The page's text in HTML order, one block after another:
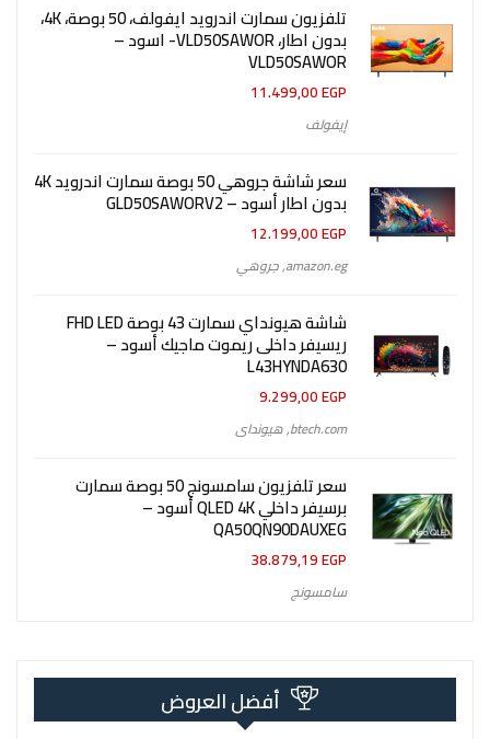
تلفزيون سمارت اندرويد ايفولف، 50 بوصة، 4K،
بدون اطار، VLD50SAWOR- اسود –
VLD50SAWOR
11.499,00EGP
إيفولف
سعر شاشة جروهي 50 بوصة سمارت اندرويد 4K
بدون اطار أسود – GLD50SAWORV2
12.199,00EGP
amazon.eg
,جروهي
شاشة هيونداي سمارت 43 بوصة FHD LED
ريسيفر داخلى ريموت ماجيك أسود –
L43HYNDA630
9.299,00EGP
btech.com
,هيونداى
سعر تلفزيون سامسونج 50 بوصة سمارت
برسيفر داخلي QLED 4K أسود –
QA50QN90DAUXEG
38.879,19EGP
سامسونج
أفضل العروض